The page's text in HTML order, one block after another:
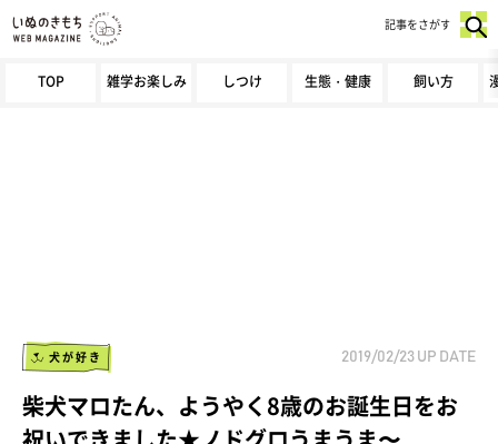
TOP 雑学お楽しみ しつけ 生態・健康 飼い方
記事をさがす
犬が好き 2019/02/23 UP DATE
柴犬マロたん、ようやく8歳のお誕生日をお